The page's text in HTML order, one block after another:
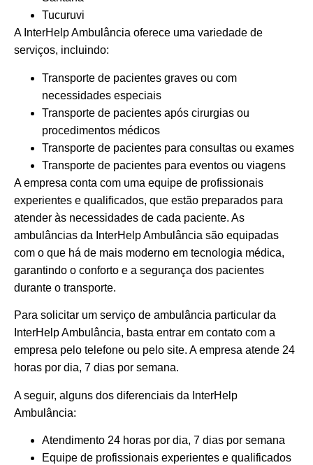
Tucuruvi
A InterHelp Ambulância oferece uma variedade de
serviços, incluindo:
Transporte de pacientes graves ou com
necessidades especiais
Transporte de pacientes após cirurgias ou
procedimentos médicos
Transporte de pacientes para consultas ou exames
Transporte de pacientes para eventos ou viagens
A empresa conta com uma equipe de profissionais
experientes e qualificados, que estão preparados para
atender às necessidades de cada paciente. As
ambulâncias da InterHelp Ambulância são equipadas
com o que há de mais moderno em tecnologia médica,
garantindo o conforto e a segurança dos pacientes
durante o transporte.
Para solicitar um serviço de ambulância particular da
InterHelp Ambulância, basta entrar em contato com a
empresa pelo telefone ou pelo site. A empresa atende 24
horas por dia, 7 dias por semana.
A seguir, alguns dos diferenciais da InterHelp
Ambulância:
Atendimento 24 horas por dia, 7 dias por semana
Equipe de profissionais experientes e qualificados